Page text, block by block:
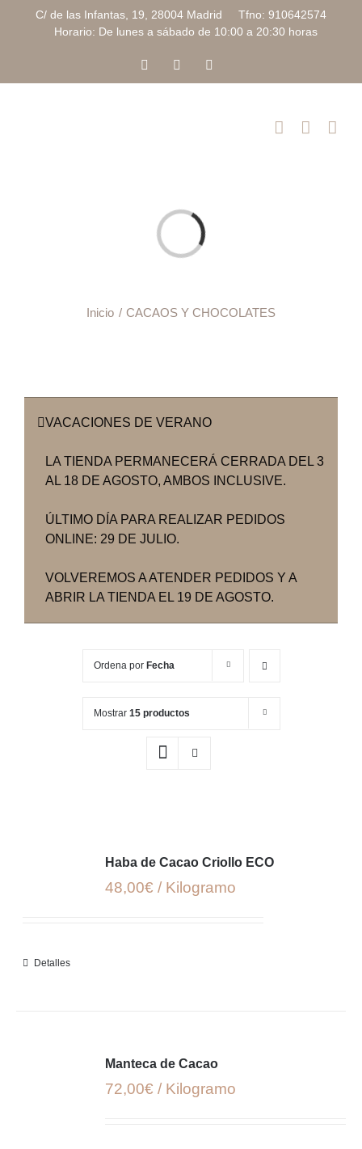
C/ de las Infantas, 19, 28004 Madrid Tfno: 910642574
Horario: De lunes a sábado de 10:00 a 20:30 horas
FacebookInstagram
Cargando...
Inicio CACAOS Y CHOCOLATES
VACACIONES DE VERANO
LA TIENDA PERMANECERÁ CERRADA DEL 3
AL 18 DE AGOSTO, AMBOS INCLUSIVE.
ÚLTIMO DÍA PARA REALIZAR PEDIDOS
ONLINE: 29 DE JULIO.
VOLVEREMOS A ATENDER PEDIDOS Y A
ABRIR LA TIENDA EL 19 DE AGOSTO.
Ordena por Fecha
Mostrar 15 productos
Haba de Cacao Criollo ECO
48,00€ / Kilogramo
Detalles
Manteca de Cacao
72,00€ / Kilogramo